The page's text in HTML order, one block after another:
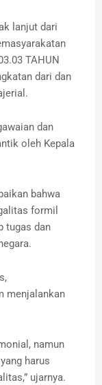
lanjut dari
TAHUN
dari dan
dan
oleh Kepala
bahwa
formil
tugas dan
menjalankan
namun
harus
ujarnya.